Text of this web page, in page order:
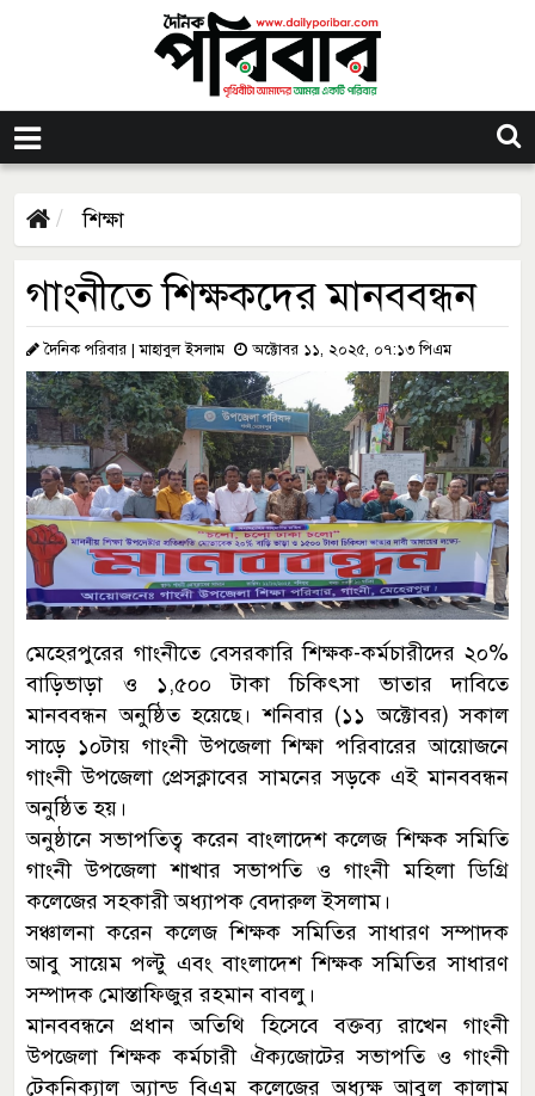
শিক্ষা
গাংনীতে শিক্ষকদের মানববন্ধন
দৈনিক পরিবার | মাহাবুল ইসলাম অক্টোবর ১১, ২০২৫, ০৭:১৩ পিএম
মেহেরপুরের গাংনীতে বেসরকারি শিক্ষক-কর্মচারীদের ২০%
বাড়িভাড়া ও ১,৫০০ টাকা চিকিৎসা ভাতার দাবিতে
মানববন্ধন অনুষ্ঠিত হয়েছে। শনিবার (১১ অক্টোবর) সকাল
সাড়ে ১০টায় গাংনী উপজেলা শিক্ষা পরিবারের আয়োজনে
গাংনী উপজেলা প্রেসক্লাবের সামনের সড়কে এই মানববন্ধন
অনুষ্ঠিত হয়।
অনুষ্ঠানে সভাপতিত্ব করেন বাংলাদেশ কলেজ শিক্ষক সমিতি
গাংনী উপজেলা শাখার সভাপতি ও গাংনী মহিলা ডিগ্রি
কলেজের সহকারী অধ্যাপক বেদারুল ইসলাম।
সঞ্চালনা করেন কলেজ শিক্ষক সমিতির সাধারণ সম্পাদক
আবু সায়েম পল্টু এবং বাংলাদেশ শিক্ষক সমিতির সাধারণ
সম্পাদক মোস্তাফিজুর রহমান বাবলু।
মানববন্ধনে প্রধান অতিথি হিসেবে বক্তব্য রাখেন গাংনী
উপজেলা শিক্ষক কর্মচারী ঐক্যজোটের সভাপতি ও গাংনী
টেকনিক্যাল অ্যান্ড বিএম কলেজের অধ্যক্ষ আবুল কালাম